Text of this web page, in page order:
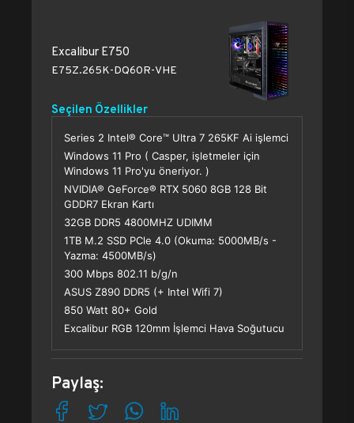
Excalibur E750
E75Z.265K-DQ60R-VHE
Seçilen Özellikler
Series 2 Intel® Core™ Ultra 7 265KF Ai işlemci
Windows 11 Pro ( Casper, işletmeler için
Windows 11 Pro'yu öneriyor. )
NVIDIA® GeForce® RTX 5060 8GB 128 Bit
GDDR7 Ekran Kartı
32GB DDR5 4800MHZ UDIMM
1TB M.2 SSD PCle 4.0 (Okuma: 5000MB/s -
Yazma: 4500MB/s)
300 Mbps 802.11 b/g/n
ASUS Z890 DDR5 (+ Intel Wifi 7)
850 Watt 80+ Gold
Excalibur RGB 120mm İşlemci Hava Soğutucu
Paylaş: